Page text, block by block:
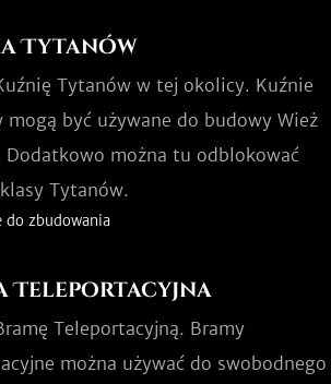
Tytanów
Tytanów w tej okolicy. Kuźnie
mogą być używane do budowy Wież
Dodatkowo można tu odblokować
Tytanów.
zbudowania
Teleportacyjna
Teleportacyjną. Bramy
można używać do swobodnego